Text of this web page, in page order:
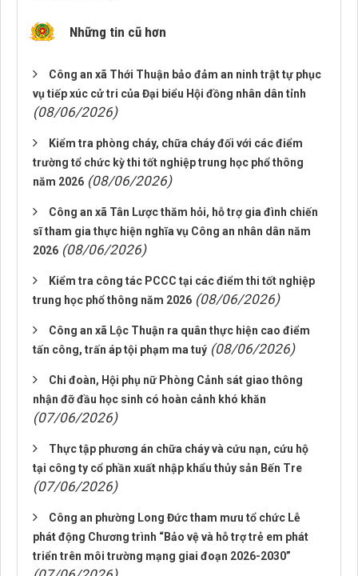
Những tin cũ hơn
Công an xã Thới Thuận bảo đảm an ninh trật tự phục
vụ tiếp xúc cử tri của Đại biểu Hội đồng nhân dân tỉnh
(08/06/2026)
Kiểm tra phòng cháy, chữa cháy đối với các điểm
trường tổ chức kỳ thi tốt nghiệp trung học phổ thông
năm 2026 (08/06/2026)
Công an xã Tân Lược thăm hỏi, hỗ trợ gia đình chiến
sĩ tham gia thực hiện nghĩa vụ Công an nhân dân năm
2026 (08/06/2026)
Kiểm tra công tác PCCC tại các điểm thi tốt nghiệp
trung học phổ thông năm 2026 (08/06/2026)
Công an xã Lộc Thuận ra quân thực hiện cao điểm
tấn công, trấn áp tội phạm ma tuý (08/06/2026)
Chi đoàn, Hội phụ nữ Phòng Cảnh sát giao thông
nhận đỡ đầu học sinh có hoàn cảnh khó khăn
(07/06/2026)
Thực tập phương án chữa cháy và cứu nạn, cứu hộ
tại công ty cổ phần xuất nhập khẩu thủy sản Bến Tre
(07/06/2026)
Công an phường Long Đức tham mưu tổ chức Lễ
phát động Chương trình “Bảo vệ và hỗ trợ trẻ em phát
triển trên môi trường mạng giai đoạn 2026-2030”